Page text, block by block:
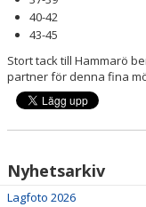
40-42
43-45
Stort tack till Hammarö
partner för denna fina
Nyhetsarkiv
Lagfoto 2026